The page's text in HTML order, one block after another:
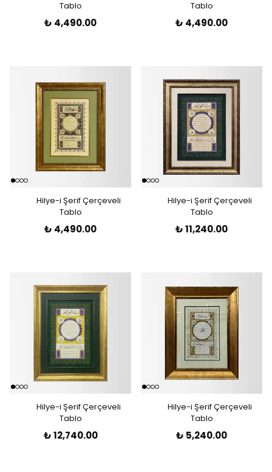
Tablo
₺ 4,490.00
Tablo
₺ 4,490.00
Hilye-i Şerif Çerçeveli
Tablo
₺ 4,490.00
Hilye-i Şerif Çerçeveli
Tablo
₺ 11,240.00
Hilye-i Şerif Çerçeveli
Tablo
₺ 12,740.00
Hilye-i Şerif Çerçeveli
Tablo
₺ 5,240.00